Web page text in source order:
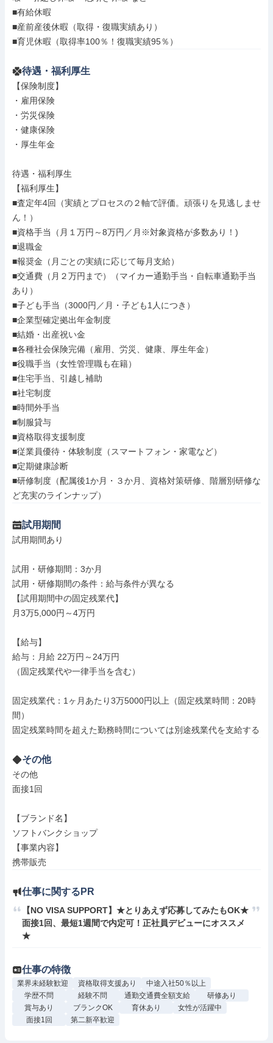
■有給休暇
■産前産後休暇（取得・復職実績あり）
■育児休暇（取得率100％！復職実績95％）
待遇・福利厚生
【保険制度】
・雇用保険
・労災保険
・健康保険
・厚生年金
待遇・福利厚生
【福利厚生】
■査定年4回（実績とプロセスの２軸で評価。頑張りを見逃しませ
ん！）
■資格手当（月１万円～8万円／月※対象資格が多数あり！)
■退職金
■報奨金（月ごとの実績に応じて毎月支給）
■交通費（月２万円まで）（マイカー通勤手当・自転車通勤手当
あり）
■子ども手当（3000円／月・子ども1人につき）
■企業型確定拠出年金制度
■結婚・出産祝い金
■各種社会保険完備（雇用、労災、健康、厚生年金）
■役職手当（女性管理職も在籍）
■住宅手当、引越し補助
■社宅制度
■時間外手当
■制服貸与
■資格取得支援制度
■従業員優待・体験制度（スマートフォン・家電など）
■定期健康診断
■研修制度（配属後1か月・３か月、資格対策研修、階層別研修な
ど充実のラインナップ）
試用期間
試用期間あり
試用・研修期間：3か月
試用・研修期間の条件：給与条件が異なる
【試用期間中の固定残業代】
月3万5,000円～4万円
【給与】
給与：月給 22万円～24万円
（固定残業代や一律手当を含む）
固定残業代：1ヶ月あたり3万5000円以上（固定残業時間：20時
間）
その他
その他
面接1回
【ブランド名】
ソフトバンクショップ
【事業内容】
携帯販売
仕事に関するPR
【NO VISA SUPPORT】★とりあえず応募してみたもOK★
面接1回、最短1週間で内定可！正社員デビューにオススメ
★
仕事の特徴
業界未経験歓迎 資格取得支援あり
中途入社50％以上
学歴不問
経験不問 通勤交通費全額支給
研修あり
賞与あり
ブランクOK 育休あり
女性が活躍中
面接1回
第二新卒歓迎